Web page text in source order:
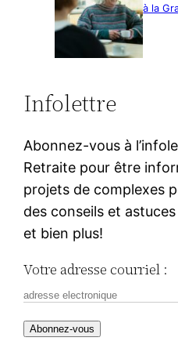
à la
Infolettre
Abonnez-vous à
Retraite pour être
projets de complexes
des conseils et
et bien plus!
Votre adresse courriel :